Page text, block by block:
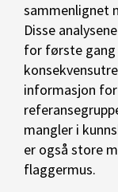
sammenlignet
Disse
for første
informasjon
mangler i
er også store
flaggermus.